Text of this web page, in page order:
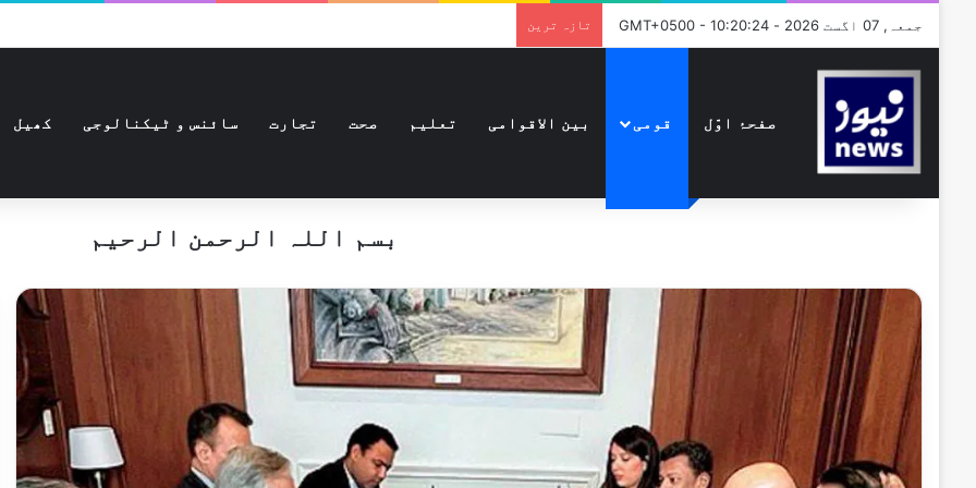
جمعہ, 07 اگست 2026 - GMT+0500 - 10:20:24 تازہ ترین
صفحۂ اوّل قومی بین الاقوامی تعلیم صحت تجارت سائنس و ٹیکنالوجی کھیل
بسم اللہ الرحمن الرحیم